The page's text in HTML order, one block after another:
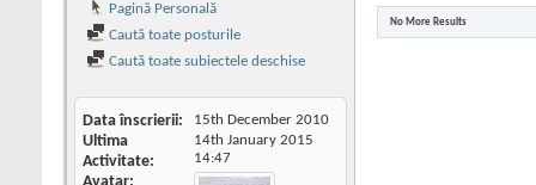
Pagină Personală
Caută toate posturile
Caută toate subiectele deschise
Data înscrierii 15th December 2010
Ultima
Activitate
14th January 2015
14:47
No More Results